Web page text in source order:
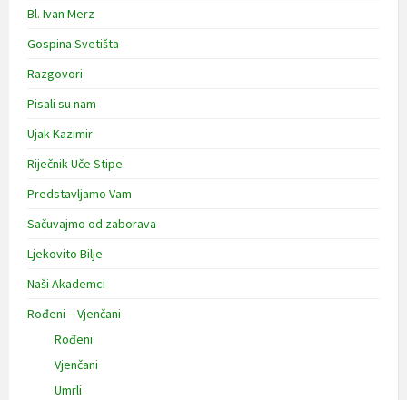
Bl. Ivan Merz
Gospina Svetišta
Razgovori
Pisali su nam
Ujak Kazimir
Riječnik Uče Stipe
Predstavljamo Vam
Sačuvajmo od zaborava
Ljekovito Bilje
Naši Akademci
Rođeni – Vjenčani
Rođeni
Vjenčani
Umrli